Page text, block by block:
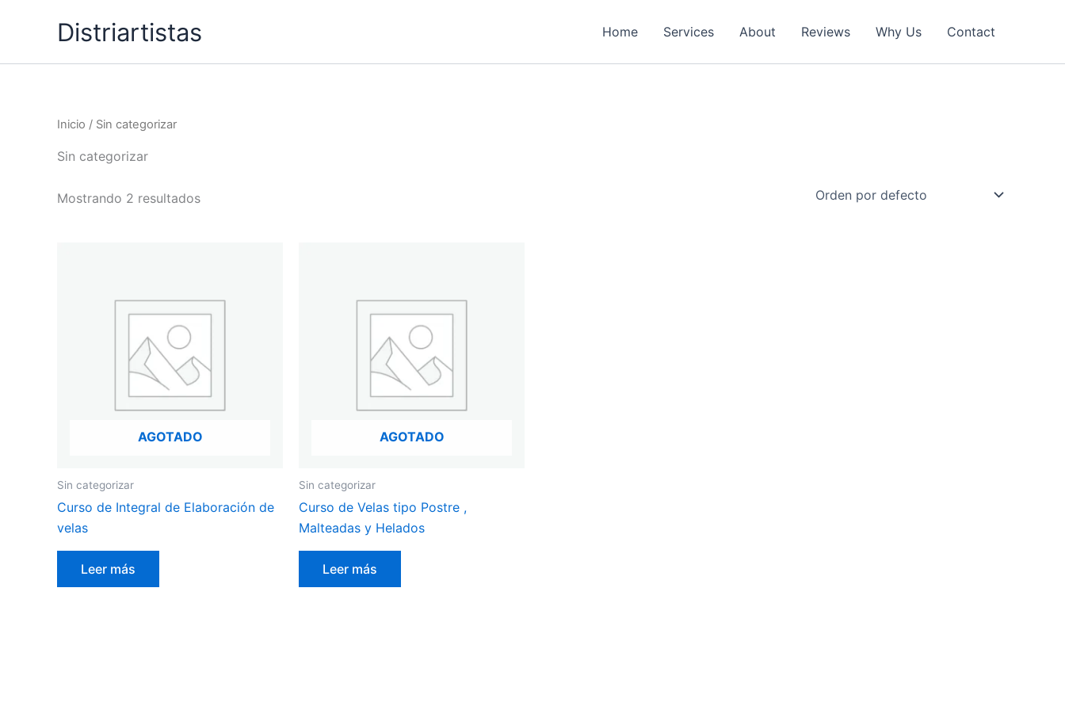
Distriartistas Home Services About Reviews Why Us Contact
Inicio / Sin categorizar
Sin categorizar
Mostrando 2 resultados
AGOTADO
Sin categorizar
Curso de Integral de Elaboración de
velas
Leer más
AGOTADO
Sin categorizar
Curso de Velas tipo Postre ,
Malteadas y Helados
Leer más